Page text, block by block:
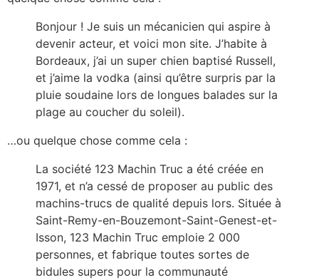
Bonjour ! Je suis un mécanicien qui aspire à
devenir acteur, et voici mon site. J’habite à
Bordeaux, j’ai un super chien baptisé Russell,
et j’aime la vodka (ainsi qu’être surpris par la
pluie soudaine lors de longues balades sur la
plage au coucher du soleil).
…ou quelque chose comme cela :
La société 123 Machin Truc a été créée en
1971, et n’a cessé de proposer au public des
machins-trucs de qualité depuis lors. Située à
Saint-Remy-en-Bouzemont-Saint-Genest-et-
Isson, 123 Machin Truc emploie 2 000
personnes, et fabrique toutes sortes de
bidules supers pour la communauté